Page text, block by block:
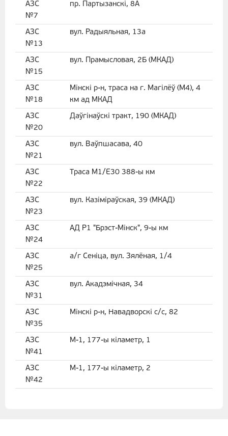
АЗС
№7
пр. Партызанскі, 8А
АЗС
№13
вул. Радыяльная, 13а
АЗС
№15
вул. Прамысловая, 2Б (МКАД)
АЗС
№18
Мінскі р-н, траса на г. Магілёў (М4), 4
км ад МКАД
АЗС
№20
Даўгінаўскі тракт, 190 (МКАД)
АЗС
№21
вул. Ваўпшасава, 40
АЗС
№22
Траса М1/Е30 388-ы км
АЗС
№23
вул. Казіміраўская, 39 (МКАД)
АЗС
№24
АД Р1 "Брэст-Мінск", 9-ы км
АЗС
№25
а/г Сеніца, вул. Зялёная, 1/4
АЗС
№31
вул. Акадэмiчная, 34
АЗС
№35
Мінскі р-н, Навадворскі с/с, 82
АЗС
№41
М-1, 177-ы кіламетр, 1
АЗС
№42
М-1, 177-ы кіламетр, 2